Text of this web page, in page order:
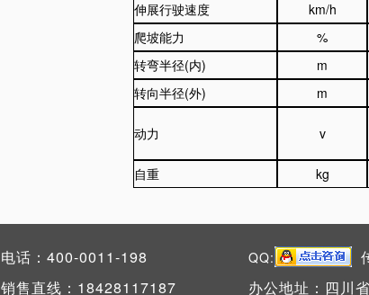
伸展行驶速度
km/h
爬坡能力
%
转弯半径(内) m
转向半径(外) m
动力 v
自重
kg
电话：400-0011-198
销售直线：18428117187
QQ:
办公地址：四川